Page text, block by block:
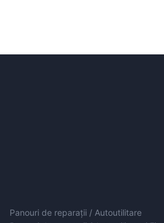
Panouri de reparații / Autoutilitare